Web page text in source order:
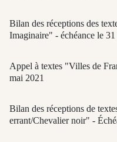
Bilan des réceptions des
Imaginaire" - échéance le 31
Appel à textes "Villes de
mai 2021
Bilan des réceptions de
errant/Chevalier noir" -